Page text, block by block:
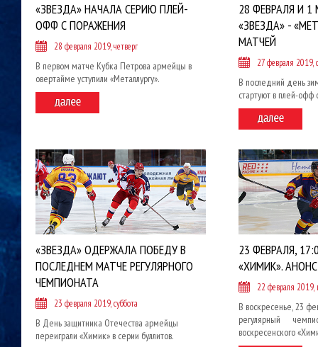
«ЗВЕЗДА» НАЧАЛА СЕРИЮ ПЛЕЙ-
ОФФ С ПОРАЖЕНИЯ
28 февраля 2019, четверг
В первом матче Кубка Петрова армейцы в
овертайме уступили «Металлургу».
28 ФЕВРАЛЯ И 1
«ЗВЕЗДА» -
МАТЧЕЙ
27 февраля 2019,
В последний день
стартуют в плей-офф
«ЗВЕЗДА» ОДЕРЖАЛА ПОБЕДУ В
ПОСЛЕДНЕМ МАТЧЕ РЕГУЛЯРНОГО
ЧЕМПИОНАТА
23 февраля 2019, суббота
В День защитника Отечества армейцы
переиграли «Химик» в серии буллитов.
23 ФЕВРАЛЯ,
«ХИМИК».
22 февраля
В воскресенье, 23
регулярный
воскресенского